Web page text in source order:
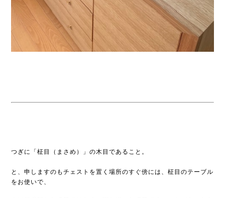
つぎに「柾目（まさめ）」の木目であること。
と、申しますのもチェストを置く場所のすぐ傍には、柾目のテーブル
をお使いで、